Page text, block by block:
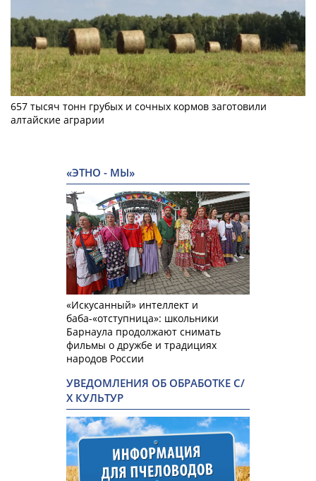
657 тысяч тонн грубых и сочных кормов заготовили
алтайские аграрии
«ЭТНО - МЫ»
«Искусанный» интеллект и
баба-«отступница»: школьники
Барнаула продолжают снимать
фильмы о дружбе и традициях
народов России
УВЕДОМЛЕНИЯ ОБ ОБРАБОТКЕ С/
Х КУЛЬТУР